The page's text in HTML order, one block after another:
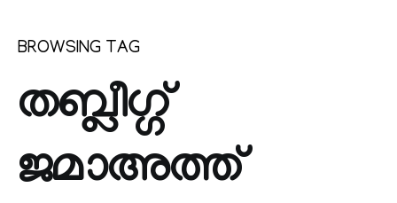
BROWSING TAG
തബ്ലീഗ്ഗ്
ജമാഅത്ത്